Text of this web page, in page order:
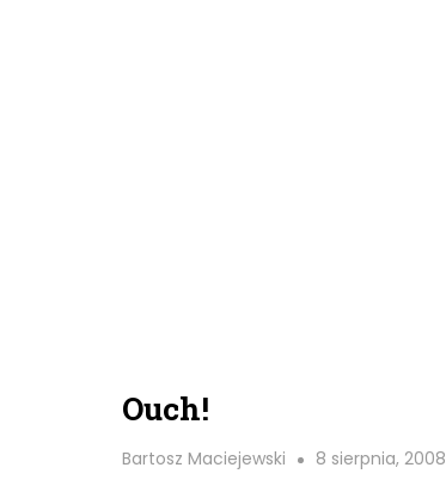
Ouch!
Bartosz Maciejewski 8 sierpnia, 2008